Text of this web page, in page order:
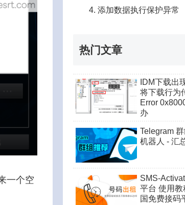
一个空
添加数据执行保护异常
热门文章
IDM下载出
将下载行为
Error
办
Telegram 群
机器人 - 汇
SMS-
平台 使用
国免费接码